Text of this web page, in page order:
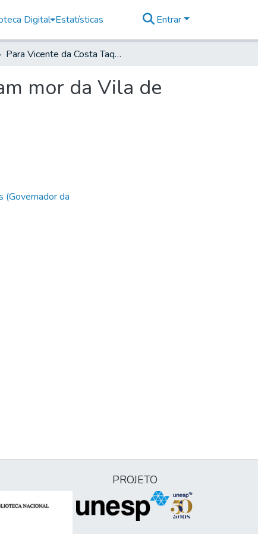
Digital Estatísticas Entrar
Para Vicente da Costa Taques Goes e Aranha, Capitam mor da Vila de Itú
mor da Vila de
(Governador da
PROJETO